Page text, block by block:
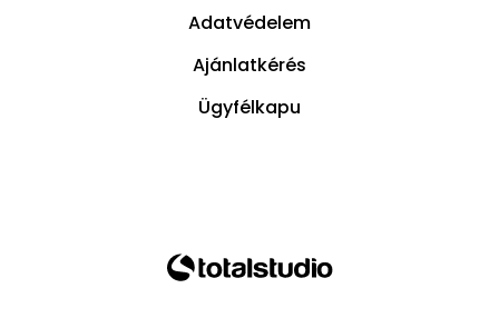
Adatvédelem
Ajánlatkérés
Ügyfélkapu